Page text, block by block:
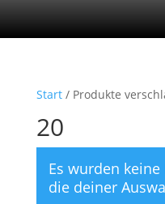
Start/ Produkte
20
Es wurden
die deiner